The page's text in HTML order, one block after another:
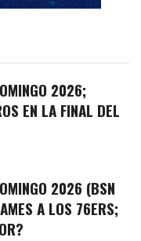
2026;
EN LA FINAL DEL
2026 (BSN
A LOS 76ERS;